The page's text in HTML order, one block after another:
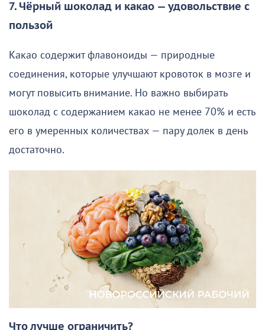
7. Чёрный шоколад и какао — удовольствие с
пользой
Какао содержит флавоноиды — природные
соединения, которые улучшают кровоток в мозге и
могут повысить внимание. Но важно выбирать
шоколад с содержанием какао не менее 70% и есть
его в умеренных количествах — пару долек в день
достаточно.
Что лучше ограничить?